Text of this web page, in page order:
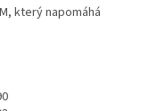
který napomáhá